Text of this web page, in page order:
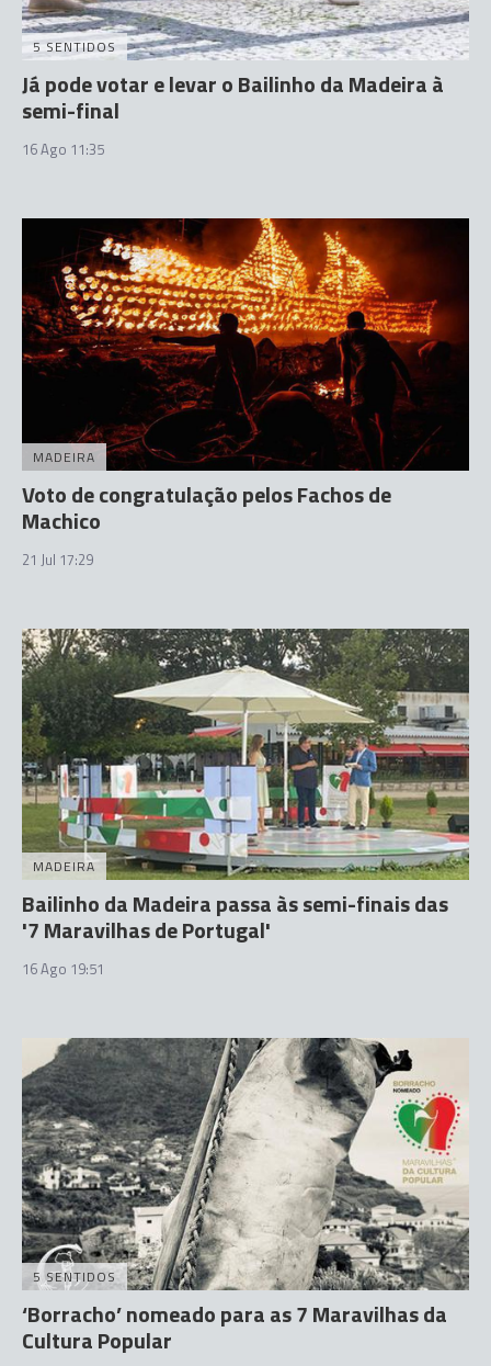
5 SENTIDOS
Já pode votar e levar o Bailinho da Madeira à
semi-final
16 Ago 11:35
MADEIRA
Voto de congratulação pelos Fachos de
Machico
21 Jul 17:29
MADEIRA
Bailinho da Madeira passa às semi-finais das
'7 Maravilhas de Portugal'
16 Ago 19:51
5 SENTIDOS
‘Borracho’ nomeado para as 7 Maravilhas da
Cultura Popular